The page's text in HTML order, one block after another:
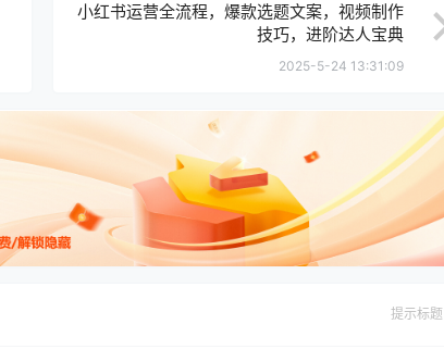
小红书运营全流程，爆款选题文案，视频制作
技巧，进阶达人宝典
2025-5-24 13:31:09
提示标题